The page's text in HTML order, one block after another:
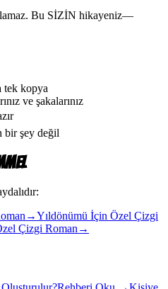
Bu SİZİN hikayeniz—
kopya
ve şakalarınız
bir şey değil
→Yıldönümü İçin Özel Çizgi
Çizgi Roman →